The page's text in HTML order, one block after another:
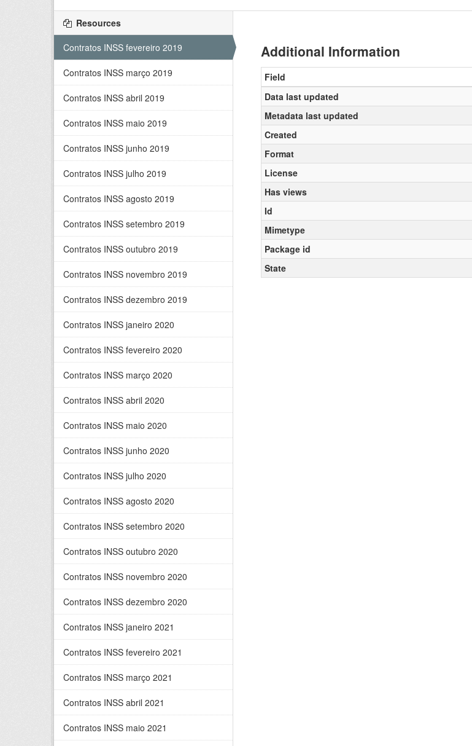
Resources
Contratos INSS fevereiro 2019
Contratos INSS março 2019
Contratos INSS abril 2019
Contratos INSS maio 2019
Contratos INSS junho 2019
Contratos INSS julho 2019
Contratos INSS agosto 2019
Contratos INSS setembro 2019
Contratos INSS outubro 2019
Contratos INSS novembro 2019
Contratos INSS dezembro 2019
Contratos INSS janeiro 2020
Contratos INSS fevereiro 2020
Contratos INSS março 2020
Contratos INSS abril 2020
Contratos INSS maio 2020
Contratos INSS junho 2020
Contratos INSS julho 2020
Contratos INSS agosto 2020
Contratos INSS setembro 2020
Contratos INSS outubro 2020
Contratos INSS novembro 2020
Contratos INSS dezembro 2020
Contratos INSS janeiro 2021
Contratos INSS fevereiro 2021
Contratos INSS março 2021
Contratos INSS abril 2021
Contratos INSS maio 2021
Additional Information
Field
Data last updated
Metadata last updated
Created
Format
License
Has views
Id
Mimetype
Package id
State